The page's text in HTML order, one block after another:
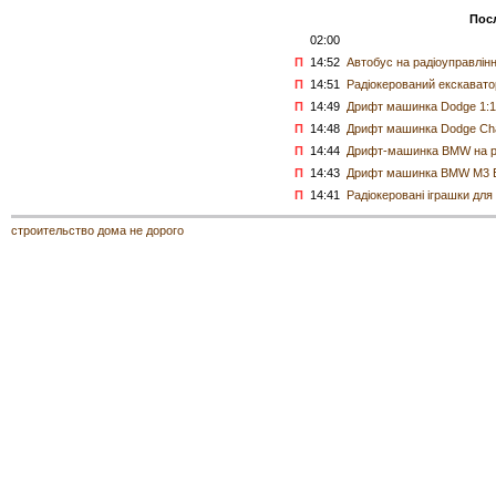
02:00
П 14:52 Автобус на
П 14:51
Радіокерований
П 14:49 Дрифт машинка Dodge
П 14:48 Дрифт машинка Dodge
П 14:44 Дрифт-машинка BMW на
П 14:43 Дрифт машинка BMW M3
П 14:41 Радіокеровані іграшки
строительство дома не дорого